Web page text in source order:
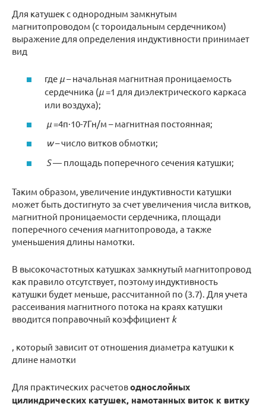
Для катушек с однородным замкнутым
магнитопроводом (с тороидальным сердечником)
выражение для определения индуктивности принимает
вид
где μ– начальная магнитная проницаемость
сердечника (μ=1 для диэлектрического каркаса
или воздуха);
μ=4π·10-7Гн/м – магнитная постоянная;
w– число витков обмотки;
S— площадь поперечного сечения катушки;
Таким образом, увеличение индуктивности катушки
может быть достигнуто за счет увеличения числа витков,
магнитной проницаемости сердечника, площади
поперечного сечения магнитопровода, а также
уменьшения длины намотки.
В высокочастотных катушках замкнутый магнитопровод
как правило отсутствует, поэтому индуктивность
катушки будет меньше, рассчитанной по (3.7). Для учета
рассеивания магнитного потока на краях катушки
вводится поправочный коэффициент k
, который зависит от отношения диаметра катушки к
длине намотки
Для практических расчетоводнослойных
цилиндрических катушек, намотанных виток к витку